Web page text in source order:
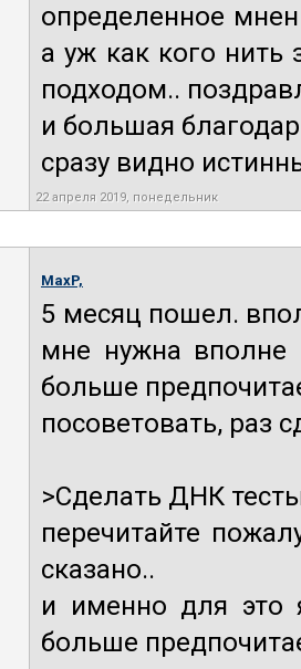
определенное
а уж как кого нить
подходом..
и большая
сразу видно
22 апреля 2019, понедельник
MaxP,
5 месяц пошел.
мне нужна вполне
больше
посоветовать, раз
>Сделать ДНК
перечитайте
сказано..
и именно для
больше